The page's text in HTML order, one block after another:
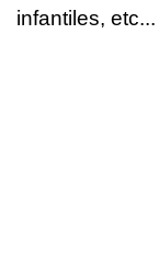
infantiles, etc...